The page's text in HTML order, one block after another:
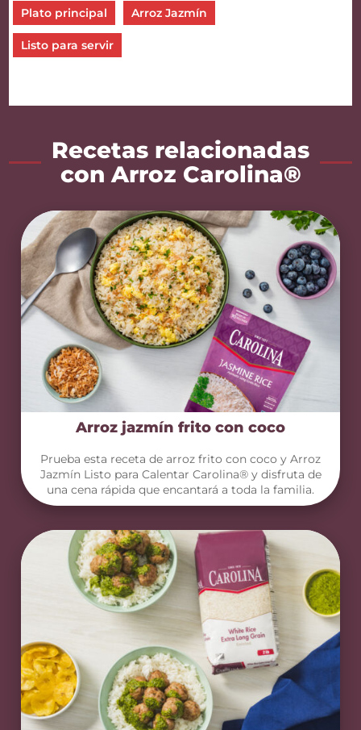
Plato principal Arroz Jazmín
Listo para servir
Recetas relacionadas
con Arroz Carolina®
Arroz jazmín frito con coco
Prueba esta receta de arroz frito con coco y Arroz
Jazmín Listo para Calentar Carolina® y disfruta de
una cena rápida que encantará a toda la familia.